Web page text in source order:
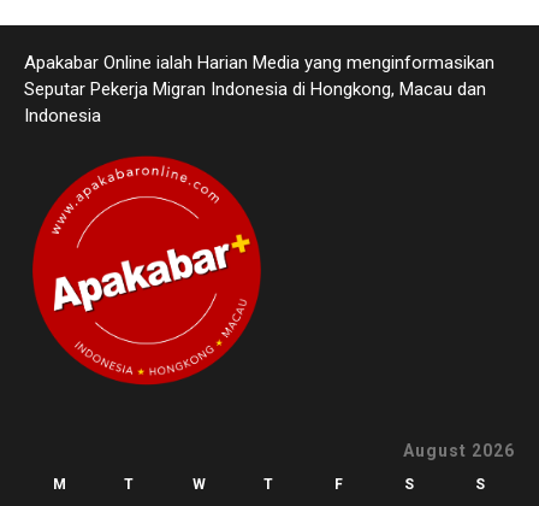
Apakabar Online ialah Harian Media yang menginformasikan
Seputar Pekerja Migran Indonesia di Hongkong, Macau dan
Indonesia
August 2026
M T W T F S S